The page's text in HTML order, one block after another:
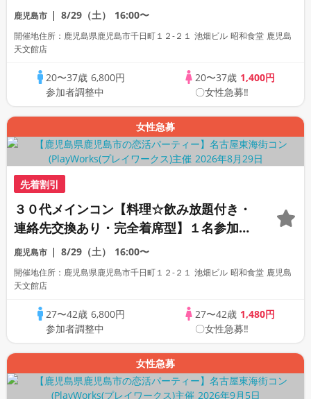
加多数・初参加も大歓迎☆
鹿児島市 8/29（土） 16:00〜
開催地住所：鹿児島県鹿児島市千日町１２-２１ 池畑ビル 昭和食堂 鹿児島
天文館店
20〜37歳 6,800円
参加者調整中
20〜37歳 1,400円
〇女性急募‼
女性急募
先着割引
３０代メインコン【料理☆飲み放題付き・
連絡先交換あり・完全着席型】１名参加多
数・初参加も大歓迎☆
鹿児島市 8/29（土） 16:00〜
開催地住所：鹿児島県鹿児島市千日町１２-２１ 池畑ビル 昭和食堂 鹿児島
天文館店
27〜42歳 6,800円
参加者調整中
27〜42歳 1,480円
〇女性急募‼
女性急募